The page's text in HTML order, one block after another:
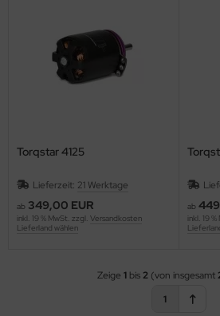
Torqstar 4125
Lieferzeit: 21 Werktage
ab 349,00 EUR
inkl. 19 % MwSt. zzgl. Versandkosten
Lieferland wählen
ab
inkl. 19
Zeige 1bis2(von insgesamt
1